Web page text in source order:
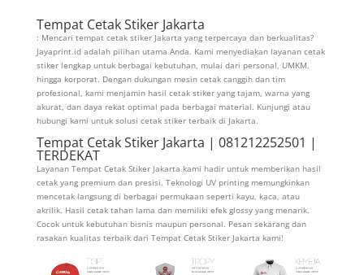
Tempat Cetak Stiker Jakarta
: Mencari tempat cetak stiker Jakarta yang terpercaya dan berkualitas?
Jayaprint.id adalah pilihan utama Anda. Kami menyediakan layanan cetak
stiker lengkap untuk berbagai kebutuhan, mulai dari personal, UMKM,
hingga korporat. Dengan dukungan mesin cetak canggih dan tim
profesional, kami menjamin hasil cetak stiker yang tajam, warna yang
akurat, dan daya rekat optimal pada berbagai material. Kunjungi atau
hubungi kami untuk solusi cetak stiker terbaik di Jakarta.
Tempat Cetak Stiker Jakarta | 081212252501 |
TERDEKAT
Layanan Tempat Cetak Stiker Jakarta kami hadir untuk memberikan hasil
cetak yang premium dan presisi. Teknologi UV printing memungkinkan
mencetak langsung di berbagai permukaan seperti kayu, kaca, atau
akrilik. Hasil cetak tahan lama dan memiliki efek glossy yang menarik.
Cocok untuk kebutuhan bisnis maupun personal. Pesan sekarang dan
rasakan kualitas terbaik dari Tempat Cetak Stiker Jakarta kami!